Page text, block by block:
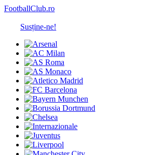
FootballClub.ro
Susține-ne!